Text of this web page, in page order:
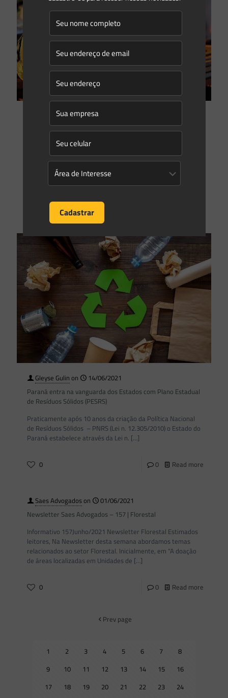
Saes Advogadoson
Novidades sobre o processo administrativo sancionador
Há importantes mudanças na apuração de infrações
normativa do IBAMA e do ICMBio buscou detalhar e otimizar
os processos[…]
Gleyse Gulin on
14/06/2021
Paraná entra na vanguarda dos Estados com Plano Estadual
de Resíduos Sólidos (PESRS)
Praticamente após 10 anos da criação da Política Nacional
de Resíduos Sólidos – PNRS (Lei n. 12.305/2010) o Estado do
Paraná estabelece através da Lei n. […]
0 0 Read more
Saes Advogadoson
01/06/2021
Newsletter Saes Advogados – 157 | Florestal
Informativo 157Junho/2021 Newsletter Florestal Estimados
leitores, Na Newsletter desta semana abordamos temas
relacionados ao setor Florestal. Inicialmente, em “A doação
de áreas localizadas em Unidades de […]
0 0 Read more
Prev page
1 2 3 4 5 6 7
8
9
10 11 12 13 14 15
16
17
18 19 20 21 22 23
24